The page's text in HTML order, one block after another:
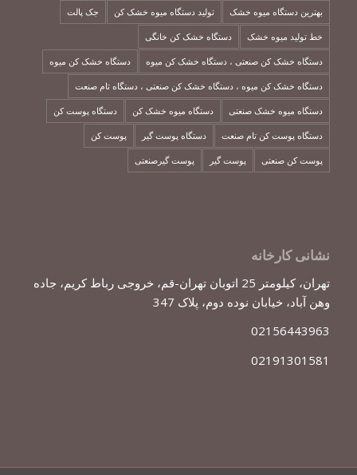
بهترین دستگاه میوه خشک تولید دستگاه میوه خشک کن جک پالت
خط تولید میوه خشک دستگاه خشک کن خانگی
دستگاه خشک کن صنعتی ، دستگاه خشک کن میوه دستگاه خشک کن میوه
دستگاه خشک کن میوه ، دستگاه خشک کن صنعتی ، دستگاه تام صنعت
دستگاه میوه خشک صنعتی دستگاه میوه خشک کن دستگاه پوست کن
دستگاه پوست کن تام صنعت دستگاه پوست گیر پوست کن
پوست کن صنعتی پوست گیر پوست گیرصنعتی
نشانی کارخانه
تهران، کیلومتر 25 اتوبان تهران-قم، خروجی رباط کریم، جاده
وهن آباد، خیابان نوده دوم، پلاک 347
02156443963
02191301581